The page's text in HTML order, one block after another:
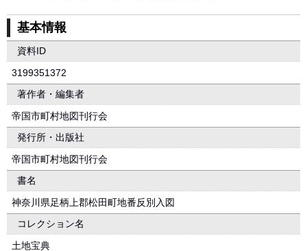
基本情報
資料ID
3199351372
著作者・編集者
帝国市町村地図刊行会
発行所・出版社
帝国市町村地図刊行会
書名
神奈川県足柄上郡松田町地番反別入図
コレクション名
土地宝典